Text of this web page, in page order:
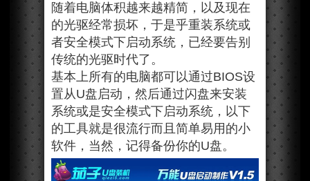
随着电脑体积越来越精简，以及现在
的光驱经常损坏，于是乎重装系统或
者安全模式下启动系统，已经要告别
传统的光驱时代了。
基本上所有的电脑都可以通过BIOS设
置从U盘启动，然后通过闪盘来安装
系统或是安全模式下启动系统，以下
的工具就是很流行而且简单易用的小
软件，当然，记得备份你的U盘。